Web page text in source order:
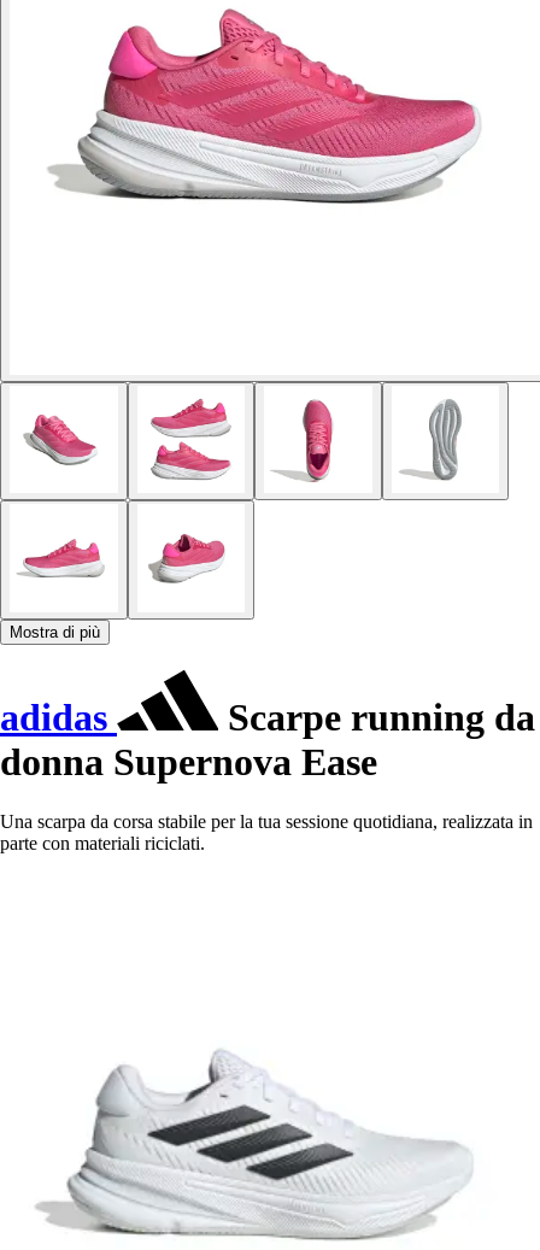
Mostra di più
adidas
Scarpe running da
donna Supernova Ease
Una scarpa da corsa stabile per la tua sessione quotidiana, realizzata in
parte con materiali riciclati.